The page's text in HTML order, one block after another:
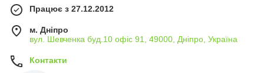
Працює з 27.12.2012
м. Дніпро
вул. Шевченка буд.10 офіс 91, 49000, Дніпро, Україна
Контакти